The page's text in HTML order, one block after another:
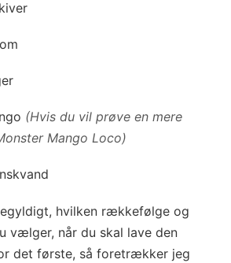
(Hvis du vil prøve en mere
Mango Loco)
hvilken rækkefølge og
vælger, når du skal lave den
det første, så foretrækker jeg